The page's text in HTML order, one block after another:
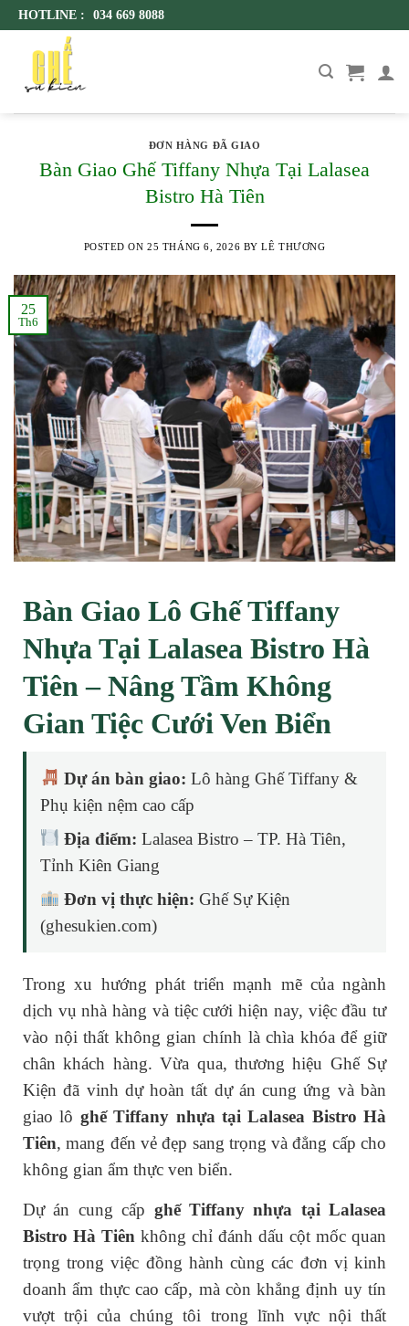
Skip
to
content
HOTLINE : 034 669 8088
ĐƠN HÀNG ĐÃ GIAO
Bàn Giao Ghế Tiffany Nhựa Tại Lalasea
Bistro Hà Tiên
POSTED ON25 THÁNG 6, 2026 BYLÊ THƯƠNG
25
Th6
Bàn Giao Lô Ghế Tiffany
Nhựa Tại Lalasea Bistro Hà
Tiên – Nâng Tầm Không
Gian Tiệc Cưới Ven Biển
Dự án bàn giao: Lô hàng Ghế Tiffany &
Phụ kiện nệm cao cấp
Địa điểm: Lalasea Bistro – TP. Hà Tiên,
Tỉnh Kiên Giang
Đơn vị thực hiện: Ghế Sự Kiện
(ghesukien.com)
Trong xu hướng phát triển mạnh mẽ của ngành
dịch vụ nhà hàng và tiệc cưới hiện nay, việc đầu tư
vào nội thất không gian chính là chìa khóa để giữ
chân khách hàng. Vừa qua, thương hiệu Ghế Sự
Kiện đã vinh dự hoàn tất dự án cung ứng và bàn
giao lô ghế Tiffany nhựa tại Lalasea Bistro Hà
Tiên, mang đến vẻ đẹp sang trọng và đẳng cấp cho
không gian ẩm thực ven biển.
Dự án cung cấp ghế Tiffany nhựa tại Lalasea
Bistro Hà Tiên không chỉ đánh dấu cột mốc quan
trọng trong việc đồng hành cùng các đơn vị kinh
doanh ẩm thực cao cấp, mà còn khẳng định uy tín
vượt trội của chúng tôi trong lĩnh vực nội thất